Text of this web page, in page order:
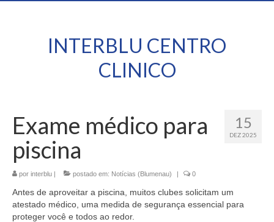
INTERBLU CENTRO
CLINICO
15
DEZ 2025
Exame médico para
piscina
por interblu | postado em: Notícias (Blumenau) | 0
Antes de aproveitar a piscina, muitos clubes solicitam um
atestado médico, uma medida de segurança essencial para
proteger você e todos ao redor.